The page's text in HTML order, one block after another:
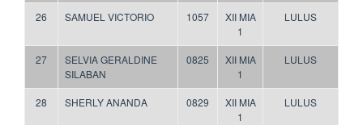
26 SAMUEL VICTORIO 1057
XII MIA
1
LULUS
27
SELVIA GERALDINE
SILABAN
0825
XII MIA
1
LULUS
28 SHERLY ANANDA 0829
XII MIA
1
LULUS